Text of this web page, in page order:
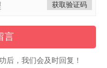
获取验证码
言
后，我们会及时回复！